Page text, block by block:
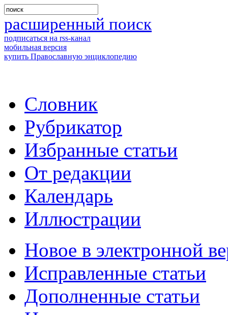
расширенный поиск
подписаться на rss-канал
мобильная версия
купить Православную энциклопедию
Словник
Рубрикатор
Избранные статьи
От редакции
Календарь
Иллюстрации
Новое в электронной
Исправленные статьи
Дополненные статьи